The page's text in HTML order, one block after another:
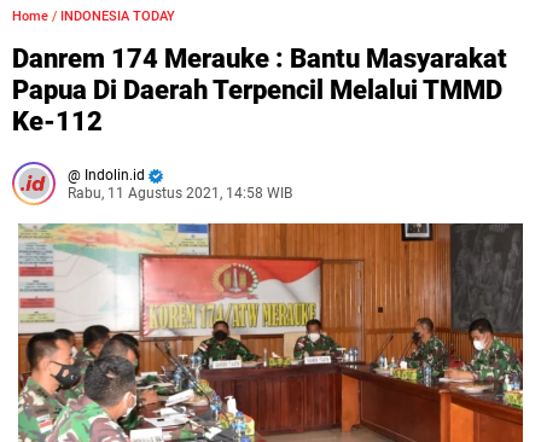
Home / INDONESIA TODAY
Danrem 174 Merauke : Bantu Masyarakat
Papua Di Daerah Terpencil Melalui TMMD
Ke-112
Indolin.id
Rabu, 11 Agustus 2021, 14:58 WIB